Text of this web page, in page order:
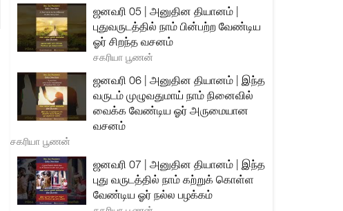
ஜனவரி 05 | அனுதின தியானம் |
புதுவருடத்தில் நாம் பின்பற்ற வேண்டிய
ஓர் சிறந்த வசனம்
சகரியா பூணன்
ஜனவரி 06 | அனுதின தியானம் | இந்த
வருடம் முழுவதுமாய் நாம் நினைவில்
வைக்க வேண்டிய ஓர் அருமையான
வசனம்
சகரியா பூணன்
ஜனவரி 07 | அனுதின தியானம் | இந்த
புது வருடத்தில் நாம் கற்றுக் கொள்ள
வேண்டிய ஓர் நல்ல பழக்கம்